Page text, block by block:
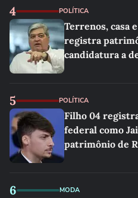
4 POLÍTICA
Terrenos, casa
registra
candidatura a
5 POLÍTICA
Filho 04
federal como
patrimônio de
6 MODA